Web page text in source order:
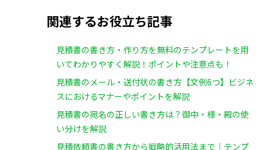
関連するお役立ち記事
見積書の書き方・作り方を無料のテンプレートを用
いてわかりやすく解説！ポイントや注意点も！
見積書のメール・送付状の書き方【文例6つ】ビジネ
スにおけるマナーやポイントを解説
見積書の宛名の正しい書き方は？御中・様・殿の使
い分けを解説
見積依頼書の書き方から戦略的活用法まで｜テンプ